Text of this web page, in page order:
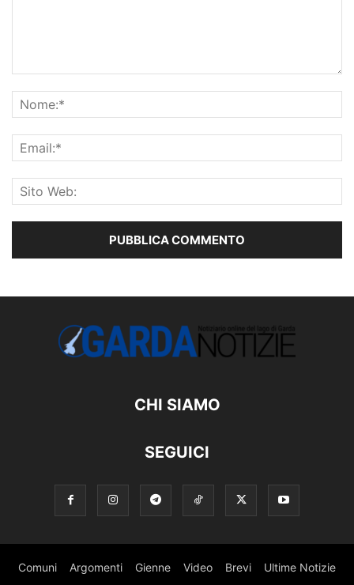
CHI SIAMO
SEGUICI
Comuni Argomenti Gienne Video Brevi Ultime Notizie